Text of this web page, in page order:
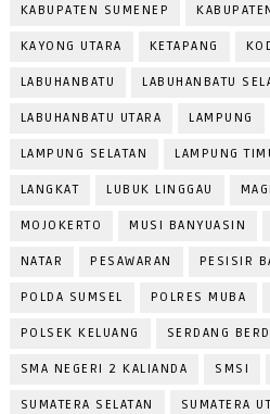
KABUPATEN SUMENEP
KAYONG UTARA KETAPANG
LABUHANBATU LABUHANBATU
LABUHANBATU UTARA LAMPUNG
LAMPUNG SELATAN LAMPUNG
LANGKAT LUBUK LINGGAU
MOJOKERTO MUSI BANYUASIN
NATAR PESAWARAN PESISIR
POLDA SUMSEL POLRES MUBA
POLSEK KELUANG SERDANG
SMA NEGERI 2 KALIANDA SMSI
SUMATERA SELATAN SUMATERA